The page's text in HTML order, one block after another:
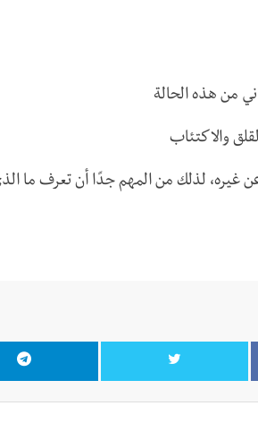
من هذه الحالة
والاكتئاب
لذلك من المهم جدًا أن تعرف ما